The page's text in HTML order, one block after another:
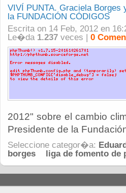
VIVÍ PUNTA. Graciela Borges
la FUNDACIÓN CÓDIGOS
Escrita on 14 Feb, 2012 en
Le�da 1.237 veces | 0
2012" sobre el cambio
Presidente de la
Seleccione categor�a:
borges
liga de fomento de